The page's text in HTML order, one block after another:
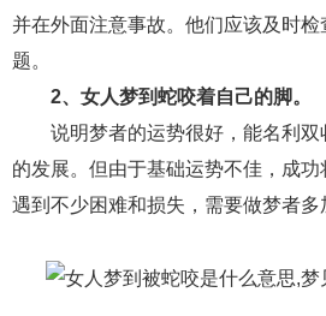
十二生肖 分手复合
挽留前任 避孕
挽回老公 产检 家庭
经营婚姻 婚姻修复 孕
备孕
并在外面注意事故。他们应该及时
题。
2、女人梦到蛇咬着自己的脚。
说明梦者的运势很好，能名利双
的发展。但由于基础运势不佳，成
遇到不少困难和损失，需要做梦者多